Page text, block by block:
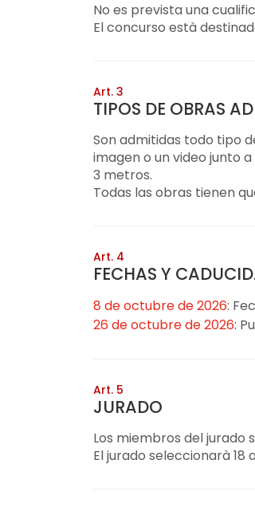
No es prevista una
El concurso està
Art. 3
TIPOS DE OBRAS
Son admitidas todo tipo
imagen o un video junto
3 metros.
Todas las obras tienen
Art. 4
FECHAS Y
8 de octubre de 2026:
26 de octubre de 2026:
Art. 5
JURADO
Los miembros del jurado
El jurado seleccionarà